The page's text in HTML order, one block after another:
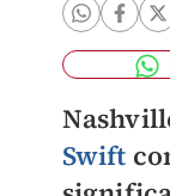
Swift